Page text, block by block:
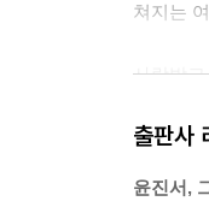
쳐지는
사랑받
아도 그
“지금 네
출판사
윤진서,